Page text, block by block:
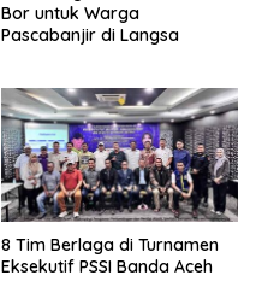
Bor untuk Warga
Pascabanjir di Langsa
8 Tim Berlaga di Turnamen
Eksekutif PSSI Banda Aceh